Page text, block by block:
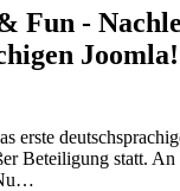
Fun -
erste
Beteiligung statt. An